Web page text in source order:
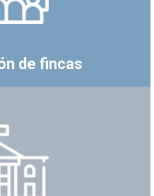
de fincas